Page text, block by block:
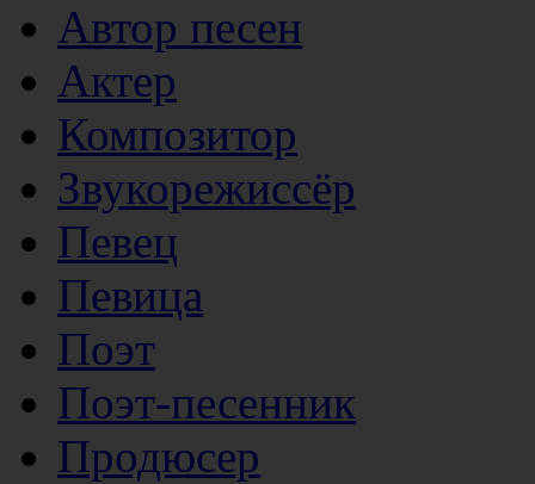
Автор песен
Актер
Композитор
Звукорежиссёр
Певец
Певица
Поэт
Поэт-песенник
Продюсер